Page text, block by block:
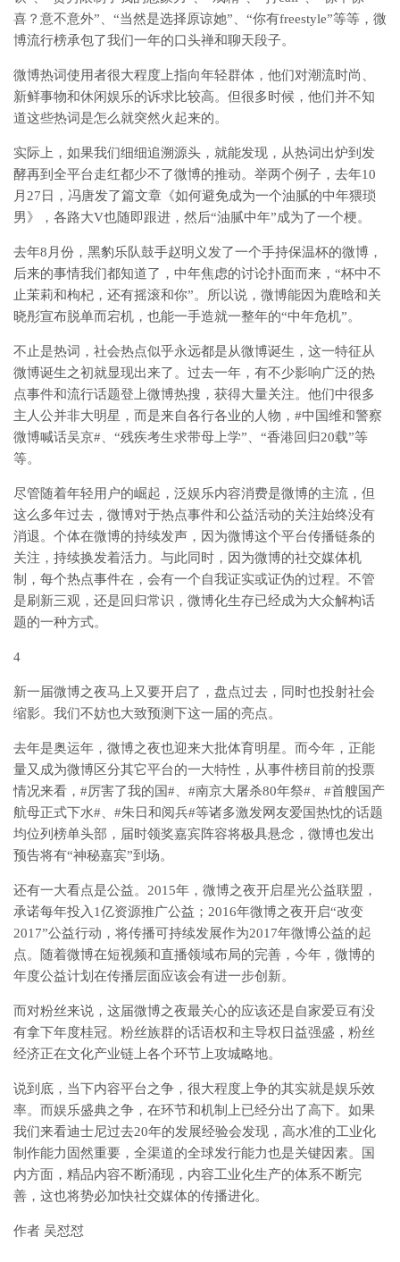
喜？意不意外”、“当然是选择原谅她”、“你有freestyle”等等，微
博流行榜承包了我们一年的口头禅和聊天段子。
微博热词使用者很大程度上指向年轻群体，他们对潮流时尚、
新鲜事物和休闲娱乐的诉求比较高。但很多时候，他们并不知
道这些热词是怎么就突然火起来的。
实际上，如果我们细细追溯源头，就能发现，从热词出炉到发
酵再到全平台走红都少不了微博的推动。举两个例子，去年10
月27日，冯唐发了篇文章《如何避免成为一个油腻的中年猥琐
男》，各路大V也随即跟进，然后“油腻中年”成为了一个梗。
去年8月份，黑豹乐队鼓手赵明义发了一个手持保温杯的微博，
后来的事情我们都知道了，中年焦虑的讨论扑面而来，“杯中不
止茉莉和枸杞，还有摇滚和你”。所以说，微博能因为鹿晗和关
晓彤宣布脱单而宕机，也能一手造就一整年的“中年危机”。
不止是热词，社会热点似乎永远都是从微博诞生，这一特征从
微博诞生之初就显现出来了。过去一年，有不少影响广泛的热
点事件和流行话题登上微博热搜，获得大量关注。他们中很多
主人公并非大明星，而是来自各行各业的人物，#中国维和警察
微博喊话吴京#、“残疾考生求带母上学”、“香港回归20载”等
等。
尽管随着年轻用户的崛起，泛娱乐内容消费是微博的主流，但
这么多年过去，微博对于热点事件和公益活动的关注始终没有
消退。个体在微博的持续发声，因为微博这个平台传播链条的
关注，持续换发着活力。与此同时，因为微博的社交媒体机
制，每个热点事件在，会有一个自我证实或证伪的过程。不管
是刷新三观，还是回归常识，微博化生存已经成为大众解构话
题的一种方式。
4
新一届微博之夜马上又要开启了，盘点过去，同时也投射社会
缩影。我们不妨也大致预测下这一届的亮点。
去年是奥运年，微博之夜也迎来大批体育明星。而今年，正能
量又成为微博区分其它平台的一大特性，从事件榜目前的投票
情况来看，#厉害了我的国#、#南京大屠杀80年祭#、#首艘国产
航母正式下水#、#朱日和阅兵#等诸多激发网友爱国热忱的话题
均位列榜单头部，届时领奖嘉宾阵容将极具悬念，微博也发出
预告将有“神秘嘉宾”到场。
还有一大看点是公益。2015年，微博之夜开启星光公益联盟，
承诺每年投入1亿资源推广公益；2016年微博之夜开启“改变
2017”公益行动，将传播可持续发展作为2017年微博公益的起
点。随着微博在短视频和直播领域布局的完善，今年，微博的
年度公益计划在传播层面应该会有进一步创新。
而对粉丝来说，这届微博之夜最关心的应该还是自家爱豆有没
有拿下年度桂冠。粉丝族群的话语权和主导权日益强盛，粉丝
经济正在文化产业链上各个环节上攻城略地。
说到底，当下内容平台之争，很大程度上争的其实就是娱乐效
率。而娱乐盛典之争，在环节和机制上已经分出了高下。如果
我们来看迪士尼过去20年的发展经验会发现，高水准的工业化
制作能力固然重要，全渠道的全球发行能力也是关键因素。国
内方面，精品内容不断涌现，内容工业化生产的体系不断完
善，这也将势必加快社交媒体的传播进化。
作者 吴怼怼